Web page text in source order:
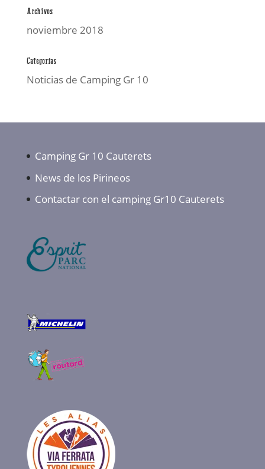
Archivos
noviembre 2018
Categorías
Noticias de Camping Gr 10
Camping Gr 10 Cauterets
News de los Pirineos
Contactar con el camping Gr10 Cauterets